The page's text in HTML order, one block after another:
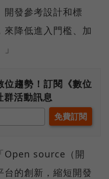
開發參考設計和標
降低進入門檻、加
趨勢！訂閱《數位
群活動訊息
Open source（開
的創新，縮短開發